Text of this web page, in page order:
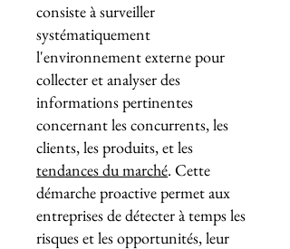
consiste à surveiller
systématiquement
l'environnement externe pour
collecter et analyser des
informations pertinentes
concernant les concurrents, les
clients, les produits, et les
tendances du marché. Cette
démarche proactive permet aux
entreprises de détecter à temps les
risques et les opportunités, leur